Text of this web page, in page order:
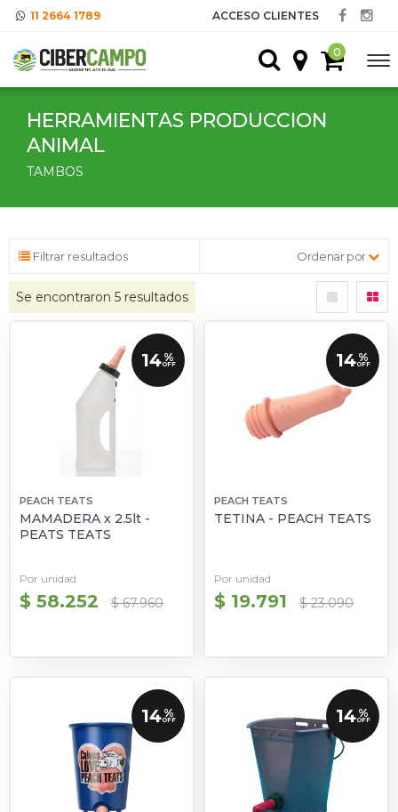
11 2664 1789 ACCESO CLIENTES
0
HERRAMIENTAS PRODUCCION
ANIMAL
TAMBOS
Filtrar resultados Ordenar por
Se encontraron 5 resultados
14 %
OFF
PEACH TEATS
MAMADERA x 2.5lt -
PEATS TEATS
Por unidad
$ 58.252 $ 67.960
14 %
OFF
PEACH TEATS
TETINA - PEACH TEATS
Por unidad
$ 19.791 $ 23.090
14 %
OFF 14 %
OFF